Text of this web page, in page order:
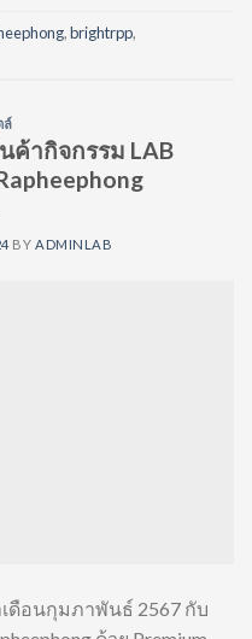
,brightrpp,
ล์
ค้ากิจกรรม LAB
BY ADMINLAB
ดือนกุมภาพันธ์ 2567 กับ